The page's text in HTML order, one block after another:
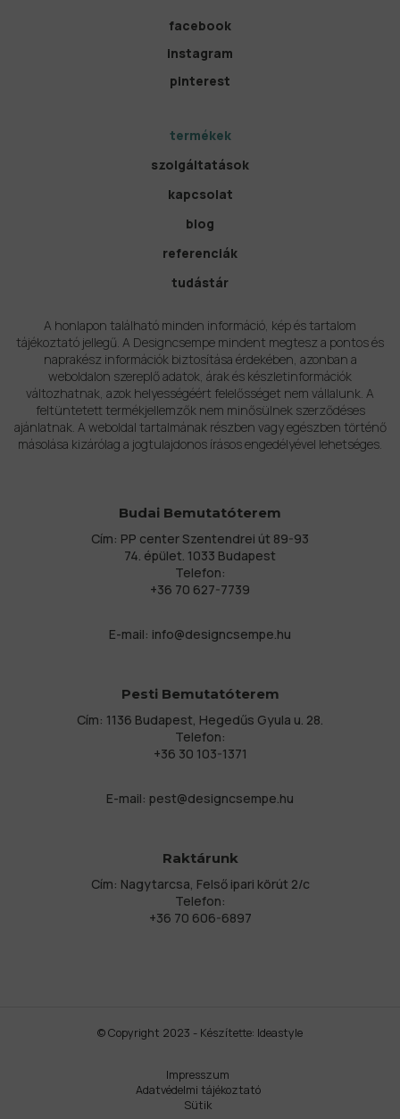
facebook
instagram
pinterest
termékek
szolgáltatások
kapcsolat
blog
referenciák
tudástár
A honlapon található minden információ, kép és tartalom
tájékoztató jellegű. A Designcsempe mindent megtesz a pontos és
naprakész információk biztosítása érdekében, azonban a
weboldalon szereplő adatok, árak és készletinformációk
változhatnak, azok helyességéért felelősséget nem vállalunk. A
feltüntetett termékjellemzők nem minősülnek szerződéses
ajánlatnak. A weboldal tartalmának részben vagy egészben történő
másolása kizárólag a jogtulajdonos írásos engedélyével lehetséges.
Budai Bemutatóterem
Cím: PP center Szentendrei út 89-93
74. épület. 1033 Budapest
Telefon:
+36 70 627-7739
E-mail: info@designcsempe.hu
Pesti Bemutatóterem
Cím: 1136 Budapest, Hegedűs Gyula u. 28.
Telefon:
+36 30 103-1371
E-mail: pest@designcsempe.hu
Raktárunk
Cím: Nagytarcsa, Felső ipari körút 2/c
Telefon:
+36 70 606-6897
© Copyright 2023 - Készítette: Ideastyle
Impresszum
Adatvédelmi tájékoztató
Sütik